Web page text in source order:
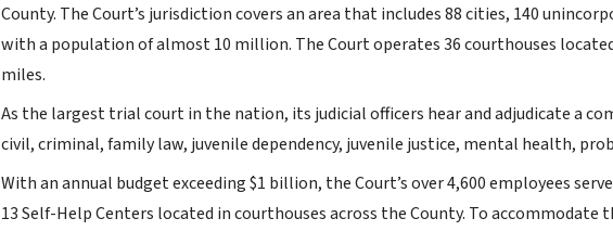
County. The Court’s jurisdiction covers an area that includes 88 cities, 140
with a population of almost 10 million. The Court operates 36 courthouses
miles.
As the largest trial court in the nation, its judicial officers hear and adjudicate a
civil, criminal, family law, juvenile dependency, juvenile justice, mental health,
With an annual budget exceeding $1 billion, the Court’s over 4,600 employees
13 Self-Help Centers located in courthouses across the County. To